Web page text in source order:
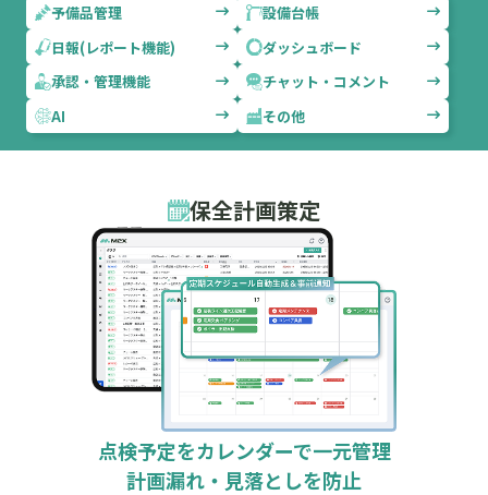
予備品管理
設備台帳
日報(レポート機能)
ダッシュボード
承認・管理機能
チャット・コメント
AI
その他
保全計画策定
点検予定をカレンダーで一元管理
計画漏れ・見落としを防止